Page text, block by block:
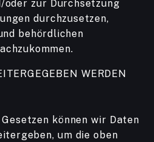
zur Durchsetzung
durchzusetzen,
behördlichen
WERDEN
können wir Daten
um die oben